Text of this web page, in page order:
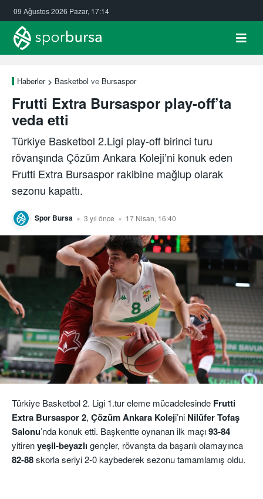
09 Ağustos 2026 Pazar, 17:14
Haberler Basketbol ve Bursaspor
Frutti Extra Bursaspor play-off’ta
veda etti
Türkiye Basketbol 2.Ligi play-off birinci turu
rövanşında Çözüm Ankara Koleji’ni konuk eden
Frutti Extra Bursaspor rakibine mağlup olarak
sezonu kapattı.
Spor Bursa 3 yıl önce 17 Nisan, 16:40
Türkiye Basketbol 2. Ligi 1.tur eleme mücadelesinde Frutti
Extra Bursaspor 2, Çözüm Ankara Koleji’ni Nilüfer Tofaş
Salonu’nda konuk etti. Başkentte oynanan ilk maçı93-84
yitirenyeşil-beyazlı gençler, rövanşta da başarılı olamayınca
82-88skorla seriyi 2-0 kaybederek sezonu tamamlamış oldu.